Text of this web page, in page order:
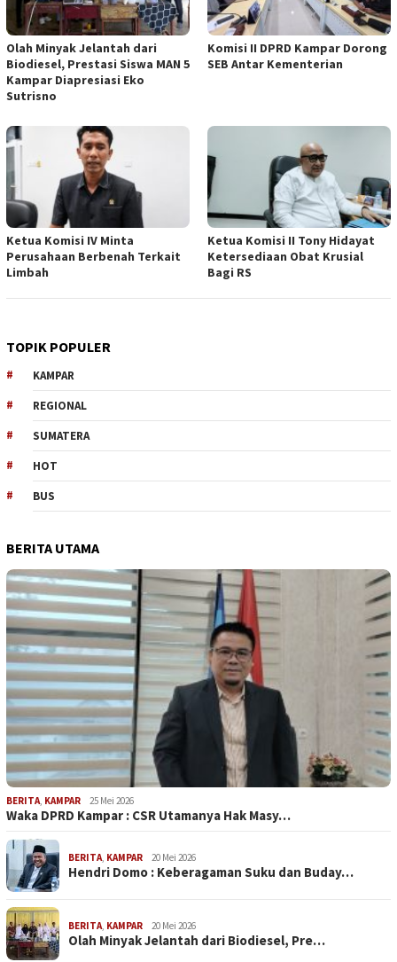
Olah Minyak Jelantah dari
Biodiesel, Prestasi Siswa MAN 5
Kampar Diapresiasi Eko
Sutrisno
Komisi II DPRD Kampar Dorong
SEB Antar Kementerian
Ketua Komisi IV Minta
Perusahaan Berbenah Terkait
Limbah
Ketua Komisi II Tony Hidayat
Ketersediaan Obat Krusial
Bagi RS
TOPIK POPULER
KAMPAR
REGIONAL
SUMATERA
HOT
BUS
BERITA UTAMA
BERITA, KAMPAR 25 Mei 2026
Waka DPRD Kampar : CSR Utamanya Hak Masy…
BERITA, KAMPAR 20 Mei 2026
Hendri Domo : Keberagaman Suku dan Buday…
BERITA, KAMPAR 20 Mei 2026
Olah Minyak Jelantah dari Biodiesel, Pre…